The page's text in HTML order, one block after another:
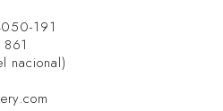
191
nacional)